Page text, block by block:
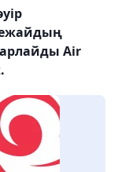
Air